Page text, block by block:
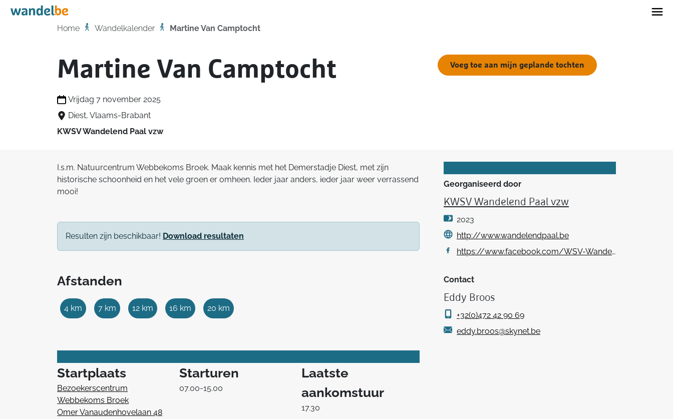
Home
Home Wandelkalender Martine Van Camptocht
Martine Van Camptocht
Vrijdag 7 november 2025
Diest, Vlaams-Brabant
KWSV Wandelend Paal vzw
Voeg toe aan mijn geplande tochten
I.s.m. Natuurcentrum Webbekoms Broek. Maak kennis met het Demerstadje Diest, met zijn
historische schoonheid en het vele groen er omheen. Ieder jaar anders, ieder jaar weer verrassend
mooi!
Resulten zijn beschikbaar! Download resultaten
Afstanden
4 km 7 km 12 km 16 km 20 km
Startplaats
Bezoekerscentrum
Webbekoms Broek
Omer Vanaudenhovelaan 48
Starturen
07.00-15.00
Laatste
aankomstuur
17.30
Georganiseerd door
KWSV Wandelend Paal vzw
2023
http://www.wandelendpaal.be
https://www.facebook.com/WSV-Wandelend-Paal-vzw-727972804249203/
Contact
Eddy Broos
+32(0)472 42 90 69
eddy.broos@skynet.be